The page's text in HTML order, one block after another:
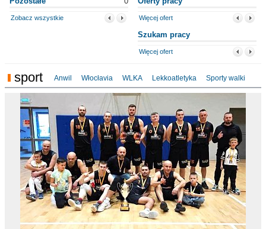
Zobacz wszystkie Więcej ofert
Szukam pracy
Więcej ofert
sport Anwil Włocłavia WLKA Lekkoatletyka Sporty walki